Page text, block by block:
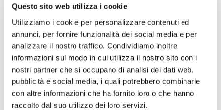
Questo sito web utilizza i cookie
Utilizziamo i cookie per personalizzare contenuti ed
annunci, per fornire funzionalità dei social media e per
analizzare il nostro traffico. Condividiamo inoltre
informazioni sul modo in cui utilizza il nostro sito con i
nostri partner che si occupano di analisi dei dati web,
pubblicità e social media, i quali potrebbero combinarle
con altre informazioni che ha fornito loro o che hanno
raccolto dal suo utilizzo dei loro servizi.
28.01.2011
PROPOSAL FOR AN
AGREEMENT SIGNED WITH 74
MUNICIPALITIES FOR THE
ADOPTION OF A SHARED
PROCEDURE AIMED AT